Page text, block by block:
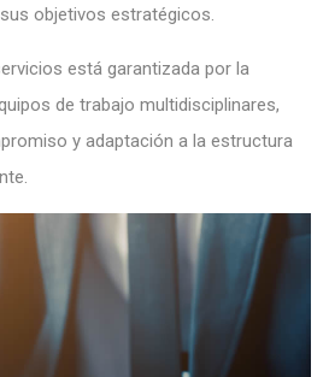
objetivos estratégicos.
está garantizada por la
de trabajo multidisciplinares,
y adaptación a la estructura